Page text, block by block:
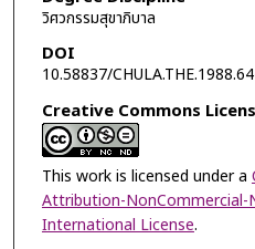
วิศวกรรมสุขาภิบาล
DOI
10.58837/
Creative Commons
This work is licensed under a
Attribution-NonCommercial-
International License.